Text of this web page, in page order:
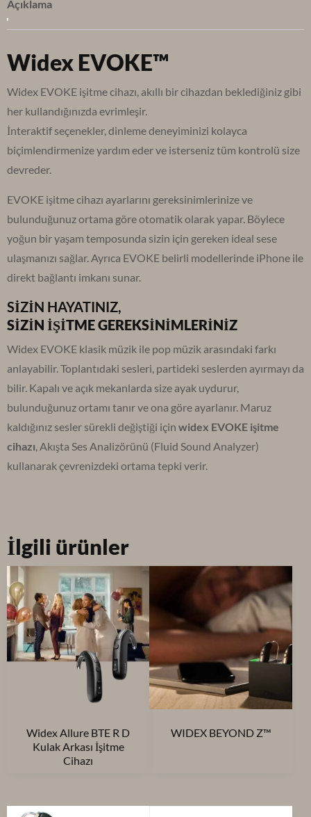
Açıklama
Widex EVOKE™
Widex EVOKE işitme cihazı, akıllı bir cihazdan beklediğiniz gibi
her kullandığınızda evrimleşir.
İnteraktif seçenekler, dinleme deneyiminizi kolayca
biçimlendirmenize yardım eder ve isterseniz tüm kontrolü size
devreder.
EVOKE işitme cihazı ayarlarını gereksinimlerinize ve
bulunduğunuz ortama göre otomatik olarak yapar. Böylece
yoğun bir yaşam temposunda sizin için gereken ideal sese
ulaşmanızı sağlar. Ayrıca EVOKE belirli modellerinde iPhone ile
direkt bağlantı imkanı sunar.
SİZİN HAYATINIZ,
SİZİN İŞİTME GEREKSİNİMLERİNİZ
Widex EVOKE klasik müzik ile pop müzik arasındaki farkı
anlayabilir. Toplantıdaki sesleri, partideki seslerden ayırmayı da
bilir. Kapalı ve açık mekanlarda size ayak uydurur,
bulunduğunuz ortamı tanır ve ona göre ayarlanır. Maruz
kaldığınız sesler sürekli değiştiği için widex EVOKE işitme
cihazı, Akışta Ses Analizörünü (Fluid Sound Analyzer)
kullanarak çevrenizdeki ortama tepki verir.
İlgili ürünler
Widex Allure BTE R D
Kulak Arkası İşitme
Cihazı
WIDEX BEYOND Z™